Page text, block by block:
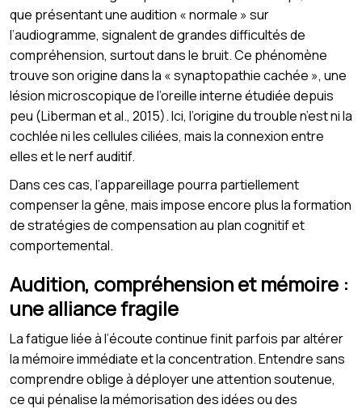
que présentant une audition « normale » sur
l’audiogramme, signalent de grandes difficultés de
compréhension, surtout dans le bruit. Ce phénomène
trouve son origine dans la « synaptopathie cachée », une
lésion microscopique de l’oreille interne étudiée depuis
peu (Liberman et al., 2015). Ici, l’origine du trouble n’est ni la
cochlée ni les cellules ciliées, mais la connexion entre
elles et le nerf auditif.
Dans ces cas, l’appareillage pourra partiellement
compenser la gêne, mais impose encore plus la formation
de stratégies de compensation au plan cognitif et
comportemental.
Audition, compréhension et mémoire :
une alliance fragile
La fatigue liée à l’écoute continue finit parfois par altérer
la mémoire immédiate et la concentration. Entendre sans
comprendre oblige à déployer une attention soutenue,
ce qui pénalise la mémorisation des idées ou des